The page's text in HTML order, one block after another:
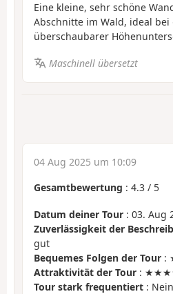
Eine kleine, sehr schöne
Abschnitte im Wald, ideal
überschaubarer
Maschinell übersetzt
04 Aug 2025 um 10:09
Gesamtbewertung : 4.3 / 5
Datum deiner Tour : 03. Aug
Zuverlässigkeit der
gut
Bequemes Folgen der Tour :
Attraktivität der Tour :
Tour stark frequentiert : Nein